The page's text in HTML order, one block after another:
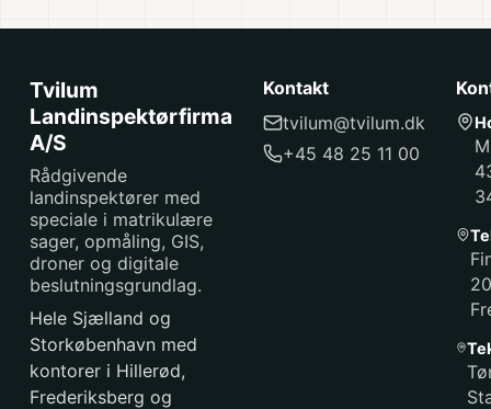
Tvilum
Landinspektørfirma
A/S
Rådgivende
landinspektører med
speciale i matrikulære
sager, opmåling, GIS,
droner og digitale
beslutningsgrundlag.
Hele Sjælland og
Storkøbenhavn med
kontorer i Hillerød,
Frederiksberg og
Kontakt
tvilum@tvilum.dk
+45 48 25 11 00